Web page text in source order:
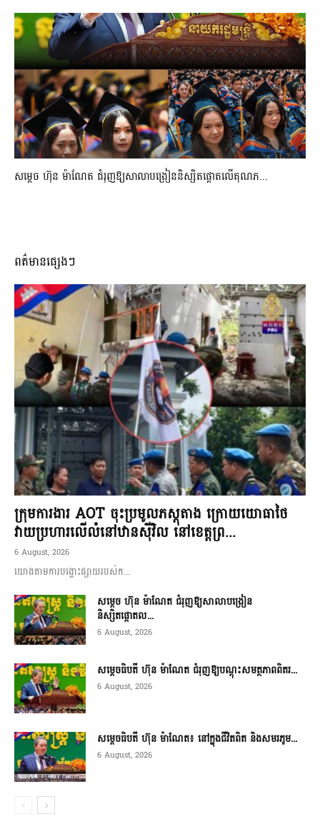
សម្តេច ហ៊ុន ម៉ាណែត ជំរុញឱ្យសាលាបង្រៀននិស្សិតផ្តោតលើគុណភ...
ពត៌មានផ្សេងៗ
ក្រុមការងារ AOT ចុះប្រមូលភស្តុតាង ក្រោយយោធាថៃ
វាយប្រហារលើលំនៅឋានស៊ីវិល នៅខេត្តព្រ...
6 August, 2026
យោងតាមការបង្ហោះផ្សាយរបស់ក...
សម្តេច ហ៊ុន ម៉ាណែត ជំរុញឱ្យសាលាបង្រៀន
និស្សិតផ្តោតល...
6 August, 2026
សម្តេចធិបតី ហ៊ុន ម៉ាណែត ជំរុញឱ្យបណ្តុះសមត្ថភាពពិតរ...
6 August, 2026
សម្តេចធិបតី ហ៊ុន ម៉ាណែត៖ នៅក្នុងជីវិតពិត និងសមរភូម...
6 August, 2026